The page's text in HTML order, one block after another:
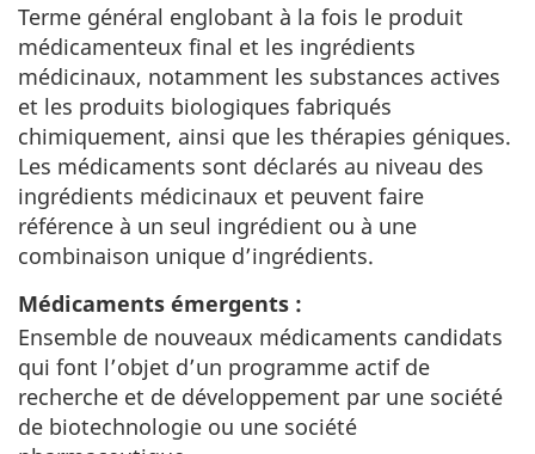
Terme général englobant à la fois le produit
médicamenteux final et les ingrédients
médicinaux, notamment les substances actives
et les produits biologiques fabriqués
chimiquement, ainsi que les thérapies géniques.
Les médicaments sont déclarés au niveau des
ingrédients médicinaux et peuvent faire
référence à un seul ingrédient ou à une
combinaison unique d’ingrédients.
Médicaments émergents :
Ensemble de nouveaux médicaments candidats
qui font l’objet d’un programme actif de
recherche et de développement par une société
de biotechnologie ou une société